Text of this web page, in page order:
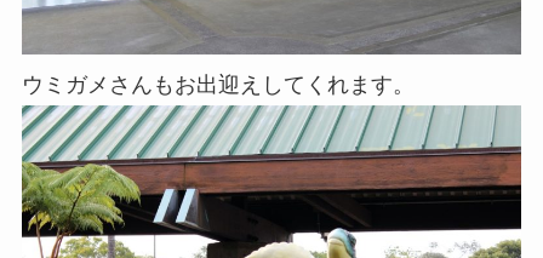
ウミガメさんもお出迎えしてくれます。